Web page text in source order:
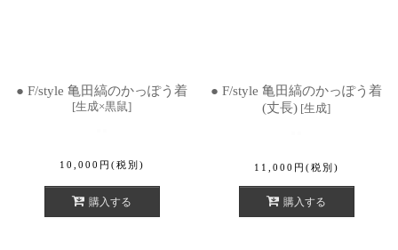
● F/style 亀田縞のかっぽう着
[生成×黒鼠]
10,000 円 (税別)
購入する
● F/style 亀田縞のかっぽう着
(丈長) [生成]
11,000 円 (税別)
購入する